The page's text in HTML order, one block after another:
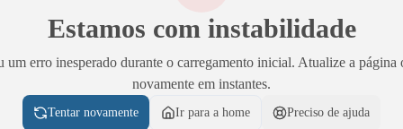
Estamos com instabilidade
um erro inesperado durante o carregamento inicial. Atualize a página
novamente em instantes.
Tentar novamente Ir para a home Preciso de ajuda